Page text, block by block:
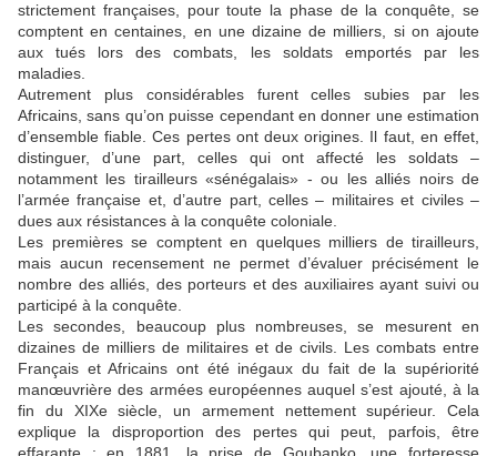
strictement françaises, pour toute la phase de la conquête, se
comptent en centaines, en une dizaine de milliers, si on ajoute
aux tués lors des combats, les soldats emportés par les
maladies.
Autrement plus considérables furent celles subies par les
Africains, sans qu’on puisse cependant en donner une estimation
d’ensemble fiable. Ces pertes ont deux origines. Il faut, en effet,
distinguer, d’une part, celles qui ont affecté les soldats –
notamment les tirailleurs «sénégalais» - ou les alliés noirs de
l’armée française et, d’autre part, celles – militaires et civiles –
dues aux résistances à la conquête coloniale.
Les premières se comptent en quelques milliers de tirailleurs,
mais aucun recensement ne permet d’évaluer précisément le
nombre des alliés, des porteurs et des auxiliaires ayant suivi ou
participé à la conquête.
Les secondes, beaucoup plus nombreuses, se mesurent en
dizaines de milliers de militaires et de civils. Les combats entre
Français et Africains ont été inégaux du fait de la supériorité
manœuvrière des armées européennes auquel s’est ajouté, à la
fin du XIXe siècle, un armement nettement supérieur. Cela
explique la disproportion des pertes qui peut, parfois, être